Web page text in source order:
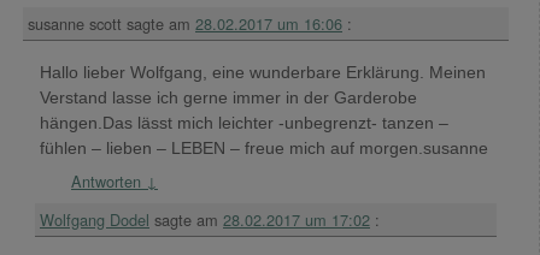
susanne scott sagte am 28.02.2017 um 16:06 :
Hallo lieber Wolfgang, eine wunderbare Erklärung. Meinen
Verstand lasse ich gerne immer in der Garderobe
hängen.Das lässt mich leichter -unbegrenzt- tanzen –
fühlen – lieben – LEBEN – freue mich auf morgen.susanne
Antworten ↓
Wolfgang Dodel sagte am 28.02.2017 um 17:02 :